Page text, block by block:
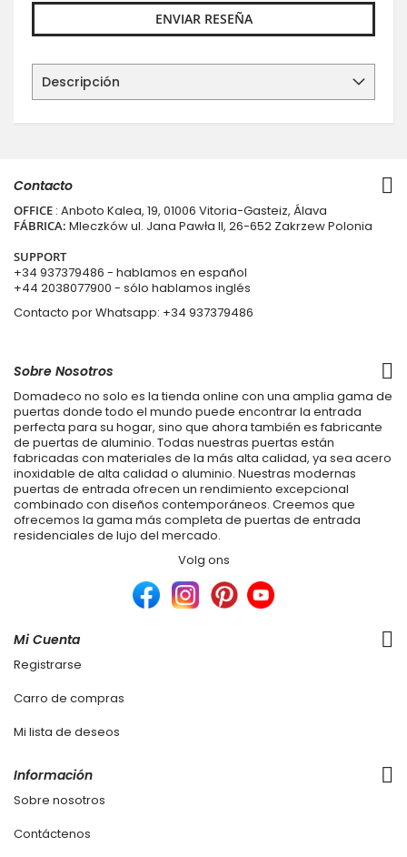
ENVIAR RESEÑA
Descripción
Contacto
OFFICE : Anboto Kalea, 19, 01006 Vitoria-Gasteiz, Álava
FÁBRICA: Mleczków ul. Jana Pawła II, 26-652 Zakrzew Polonia
SUPPORT
+34 937379486 - hablamos en español
+44 2038077900 - sólo hablamos inglés
Contacto por Whatsapp: +34 937379486
Sobre Nosotros
Domadeco no solo es la tienda online con una amplia gama de
puertas donde todo el mundo puede encontrar la entrada
perfecta para su hogar, sino que ahora también es fabricante
de puertas de aluminio. Todas nuestras puertas están
fabricadas con materiales de la más alta calidad, ya sea acero
inoxidable de alta calidad o aluminio. Nuestras modernas
puertas de entrada ofrecen un rendimiento excepcional
combinado con diseños contemporáneos. Creemos que
ofrecemos la gama más completa de puertas de entrada
residenciales de lujo del mercado.
Volg ons
Mi Cuenta
Registrarse
Carro de compras
Mi lista de deseos
Información
Sobre nosotros
Contáctenos